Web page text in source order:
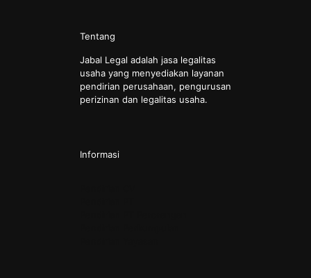
Tentang
Jabal Legal adalah jasa legalitas
usaha yang menyediakan layanan
pendirian perusahaan, pengurusan
perizinan dan legalitas usaha.
Informasi